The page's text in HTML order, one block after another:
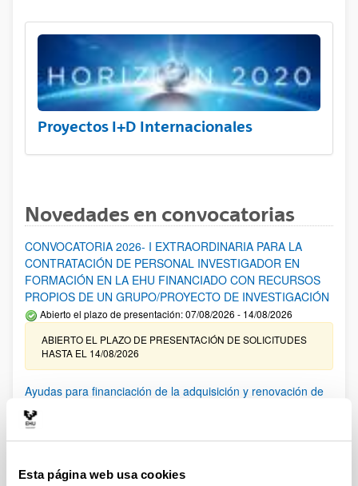
Esta página web usa cookies
Proyectos I+D Internacionales
Novedades en convocatorias
CONVOCATORIA 2026- I EXTRAORDINARIA PARA LA
CONTRATACIÓN DE PERSONAL INVESTIGADOR EN
FORMACIÓN EN LA EHU FINANCIADO CON RECURSOS
PROPIOS DE UN GRUPO/PROYECTO DE INVESTIGACIÓN
Abierto el plazo de presentación: 07/08/2026 - 14/08/2026
ABIERTO EL PLAZO DE PRESENTACIÓN DE SOLICITUDES
HASTA EL 14/08/2026
Ayudas para financiación de la adquisición y renovación de
infraestructura científica y fondos bibliográficos en la
UPV/EHU 2026
Trámite abierto
25/03/2026: Corrección de errores del listado provisional de
solicitudes admitidas y excluidas. 23/03/2026: Relación